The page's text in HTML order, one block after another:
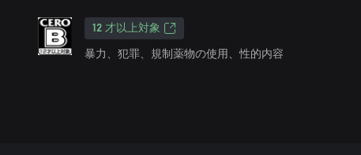
12 才以上対象
暴力、犯罪、規制薬物の使用、性的内容